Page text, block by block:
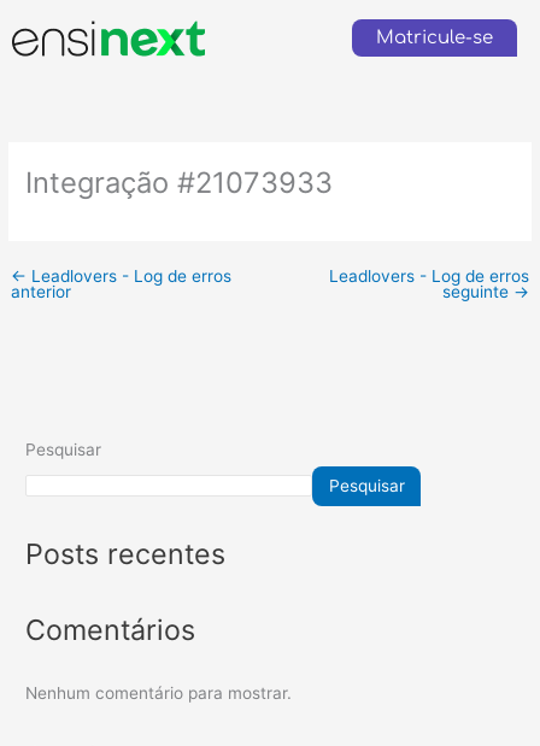
para
Matricule-se
Integração #21073933
← Leadlovers - Log de erros
anterior
Leadlovers - Log de erros
seguinte →
Pesquisar
Pesquisar
Posts recentes
Comentários
Nenhum comentário para mostrar.